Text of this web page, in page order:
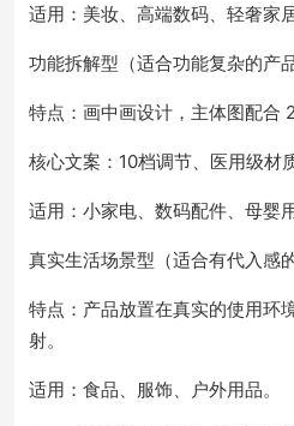
适用：美妆、高端数码、轻奢家居
功能拆解型（适合功能复杂的产品
特点：画中画设计，主体图配合
核心文案：10档调节、医用级材
适用：小家电、数码配件、母婴用
真实生活场景型（适合有代入感
特点：产品放置在真实的使用环
射。
适用：食品、服饰、户外用品。